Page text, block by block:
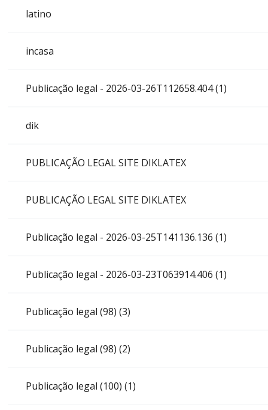
latino
incasa
Publicação legal - 2026-03-26T112658.404 (1)
dik
PUBLICAÇÃO LEGAL SITE DIKLATEX
PUBLICAÇÃO LEGAL SITE DIKLATEX
Publicação legal - 2026-03-25T141136.136 (1)
Publicação legal - 2026-03-23T063914.406 (1)
Publicação legal (98) (3)
Publicação legal (98) (2)
Publicação legal (100) (1)